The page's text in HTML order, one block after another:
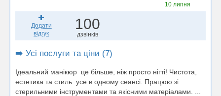
10 липня
Додати
відгук
100
дзвінків
➡️ Усі послуги та ціни (7)
Ідеальний манікюр це більше, ніж просто нігті! Чистота,
естетика та стиль усе в одному сеансі. Працюю зі
стерильними інструментами та якісними матеріалами. ...